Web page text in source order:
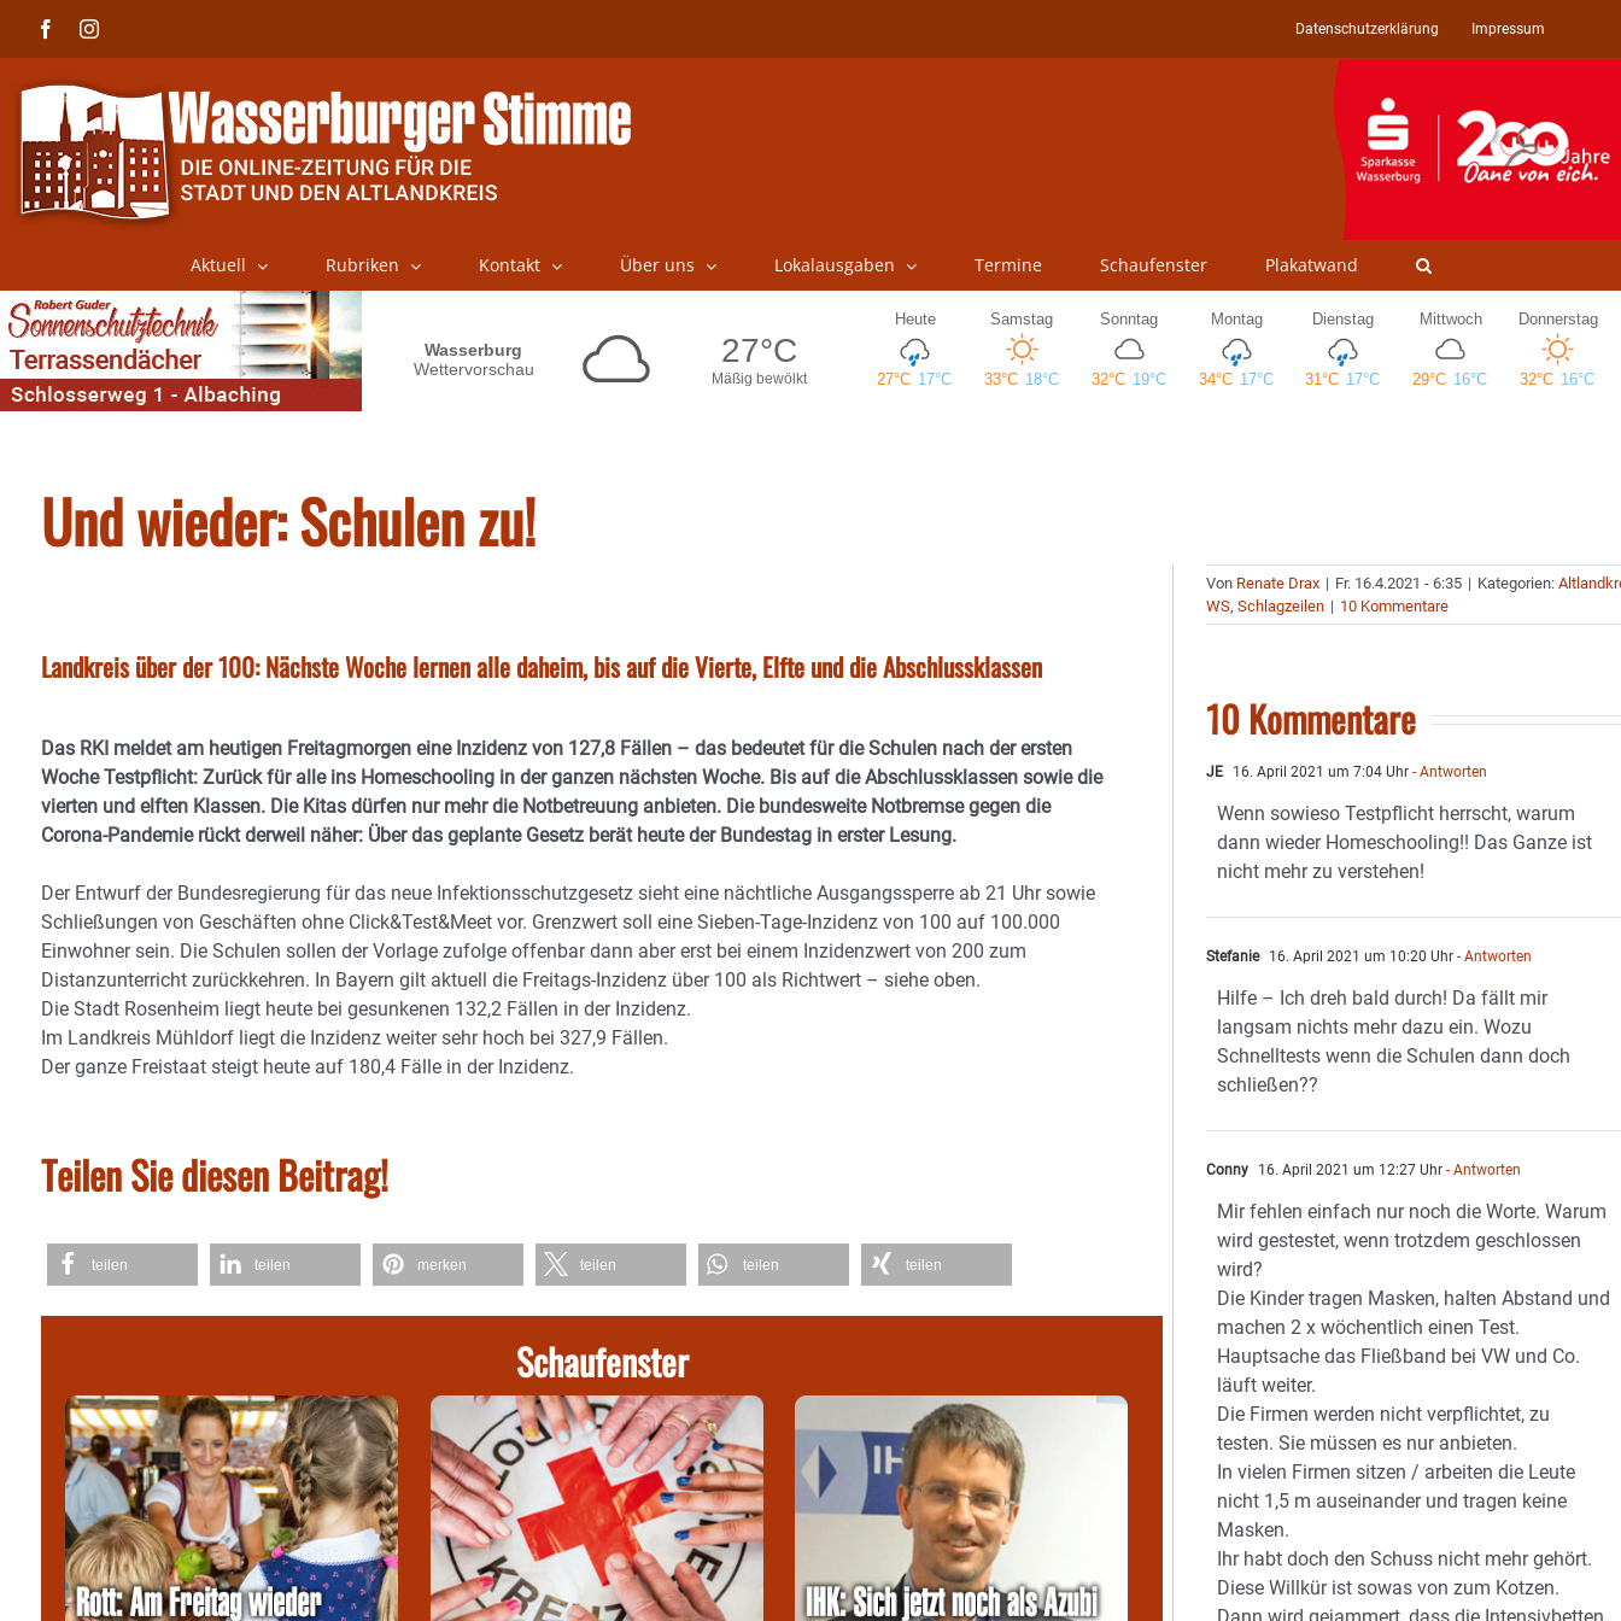
FacebookInstagram Datenschutzerklärung Impressum
Aktuell Rubriken Kontakt Über uns Lokalausgaben Termine Schaufenster Plakatwand
Und wieder: Schulen zu!
Landkreis über der 100: Nächste Woche lernen alle daheim, bis auf die Vierte, Elfte und die Abschlussklassen
Das RKI meldet am heutigen Freitagmorgen eine Inzidenz von 127,8 Fällen – das bedeutet für die Schulen nach der ersten
Woche Testpflicht: Zurück für alle ins Homeschooling in der ganzen nächsten Woche. Bis auf die Abschlussklassen sowie die
vierten und elften Klassen. Die Kitas dürfen nur mehr die Notbetreuung anbieten. Die bundesweite Notbremse gegen die
Corona-Pandemie rückt derweil näher: Über das geplante Gesetz berät heute der Bundestag in erster Lesung.
Der Entwurf der Bundesregierung für das neue Infektionsschutzgesetz sieht eine nächtliche Ausgangssperre ab 21 Uhr sowie
Schließungen von Geschäften ohne Click&Test&Meet vor. Grenzwert soll eine Sieben-Tage-Inzidenz von 100 auf 100.000
Einwohner sein. Die Schulen sollen der Vorlage zufolge offenbar dann aber erst bei einem Inzidenzwert von 200 zum
Distanzunterricht zurückkehren. In Bayern gilt aktuell die Freitags-Inzidenz über 100 als Richtwert – siehe oben.
Die Stadt Rosenheim liegt heute bei gesunkenen 132,2 Fällen in der Inzidenz.
Im Landkreis Mühldorf liegt die Inzidenz weiter sehr hoch bei 327,9 Fällen.
Der ganze Freistaat steigt heute auf 180,4 Fälle in der Inzidenz.
Teilen Sie diesen Beitrag!
teilen teilen merken teilen teilen teilen
Schaufenster
Von Renate Drax | Fr. 16.4.2021 - 6:35 | Kategorien:
WS,Schlagzeilen | 10 Kommentare
10 Kommentare
JE 16. April 2021 um 7:04 Uhr - Antworten
Wenn sowieso Testpflicht herrscht, warum
dann wieder Homeschooling!! Das Ganze ist
nicht mehr zu verstehen!
Stefanie 16. April 2021 um 10:20 Uhr - Antworten
Hilfe – Ich dreh bald durch! Da fällt mir
langsam nichts mehr dazu ein. Wozu
Schnelltests wenn die Schulen dann doch
schließen??
Conny 16. April 2021 um 12:27 Uhr - Antworten
Mir fehlen einfach nur noch die Worte. Warum
wird gestestet, wenn trotzdem geschlossen
wird?
Die Kinder tragen Masken, halten Abstand und
machen 2 x wöchentlich einen Test.
Hauptsache das Fließband bei VW und Co.
läuft weiter.
Die Firmen werden nicht verpflichtet, zu
testen. Sie müssen es nur anbieten.
In vielen Firmen sitzen / arbeiten die Leute
nicht 1,5 m auseinander und tragen keine
Masken.
Ihr habt doch den Schuss nicht mehr gehört.
Diese Willkür ist sowas von zum Kotzen.